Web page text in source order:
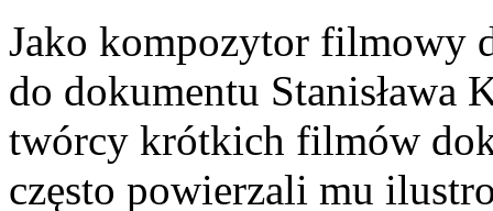
Jako kompozytor filmowy
do dokumentu Stanisława
twórcy krótkich filmów
często powierzali mu